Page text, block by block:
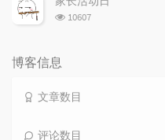
数:
浏
10607
博客信息
文章数目
评论数目